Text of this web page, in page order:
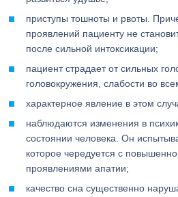
приступы тошноты и рвоты.
проявлений пациенту не
после сильной интоксикации;
пациент страдает от сильных
головокружения, слабости во
характерное явление в этом
наблюдаются изменения в
состоянии человека. Он
которое чередуется с
проявлениями апатии;
качество сна существенно